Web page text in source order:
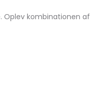
Oplev kombinationen